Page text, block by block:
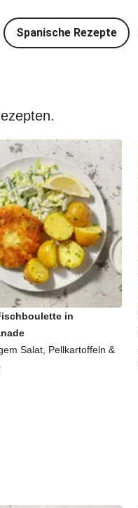
Spanische Rezepte
in
Salat, Pellkartoffeln &